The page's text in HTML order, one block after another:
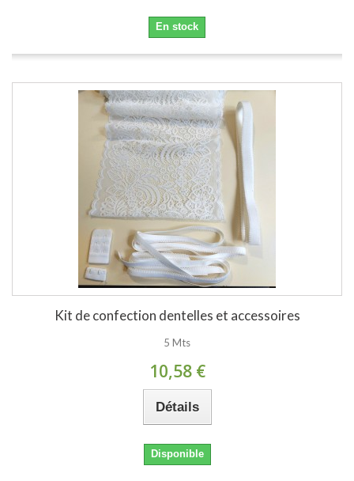
En stock
Kit de confection dentelles et accessoires
5 Mts
10,58 €
Détails
Disponible